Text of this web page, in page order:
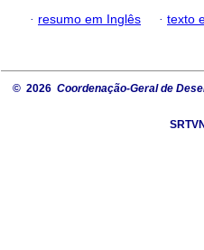
· resumo em Inglês · texto
© 2026 Coordenação-Geral de